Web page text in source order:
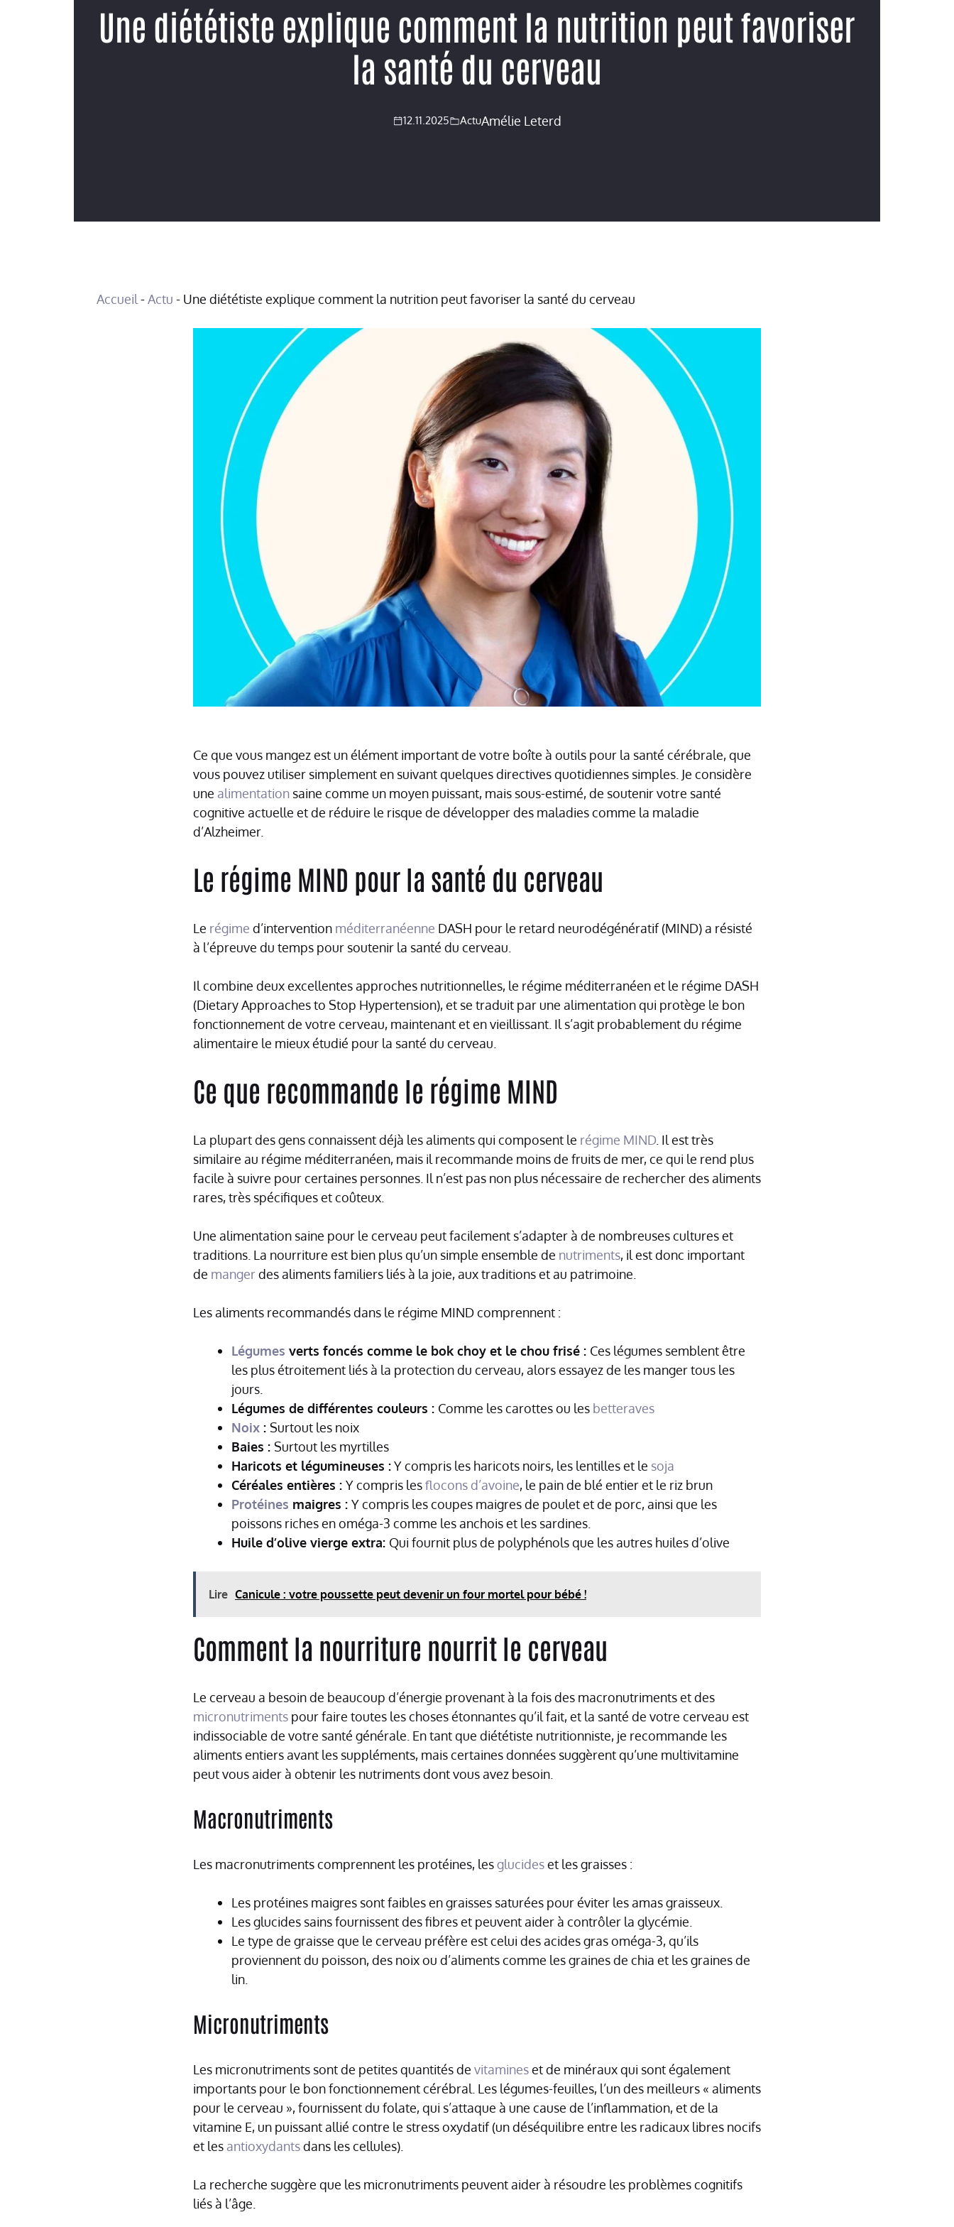
Une diététiste explique comment la nutrition peut favoriser
la santé du cerveau
12.11.2025 ActuAmélie Leterd
Accueil -Actu - Une diététiste explique comment la nutrition peut favoriser la santé du cerveau
Ce que vous mangez est un élément important de votre boîte à outils pour la santé cérébrale, que
vous pouvez utiliser simplement en suivant quelques directives quotidiennes simples. Je considère
une alimentation saine comme un moyen puissant, mais sous-estimé, de soutenir votre santé
cognitive actuelle et de réduire le risque de développer des maladies comme la maladie
d’Alzheimer.
Le régime MIND pour la santé du cerveau
Le régime d’intervention méditerranéenne DASH pour le retard neurodégénératif (MIND) a résisté
à l’épreuve du temps pour soutenir la santé du cerveau.
Il combine deux excellentes approches nutritionnelles, le régime méditerranéen et le régime DASH
(Dietary Approaches to Stop Hypertension), et se traduit par une alimentation qui protège le bon
fonctionnement de votre cerveau, maintenant et en vieillissant. Il s’agit probablement du régime
alimentaire le mieux étudié pour la santé du cerveau.
Ce que recommande le régime MIND
La plupart des gens connaissent déjà les aliments qui composent le régime MIND. Il est très
similaire au régime méditerranéen, mais il recommande moins de fruits de mer, ce qui le rend plus
facile à suivre pour certaines personnes. Il n’est pas non plus nécessaire de rechercher des aliments
rares, très spécifiques et coûteux.
Une alimentation saine pour le cerveau peut facilement s’adapter à de nombreuses cultures et
traditions. La nourriture est bien plus qu’un simple ensemble de nutriments, il est donc important
de mangerdes aliments familiers liés à la joie, aux traditions et au patrimoine.
Les aliments recommandés dans le régime MIND comprennent :
Légumes verts foncés comme le bok choy et le chou frisé : Ces légumes semblent être
les plus étroitement liés à la protection du cerveau, alors essayez de les manger tous les
jours.
Légumes de différentes couleurs : Comme les carottes ou les betteraves
Noix : Surtout les noix
Baies : Surtout les myrtilles
Haricots et légumineuses :Y compris les haricots noirs, les lentilles et le soja
Céréales entières : Y compris lesflocons d’avoine, le pain de blé entier et le riz brun
Protéines maigres : Y compris les coupes maigres de poulet et de porc, ainsi que les
poissons riches en oméga-3 comme les anchois et les sardines.
Huile d’olive vierge extra: Qui fournit plus de polyphénols que les autres huiles d’olive
Lire Canicule : votre poussette peut devenir un four mortel pour bébé !
Comment la nourriture nourrit le cerveau
Le cerveau a besoin de beaucoup d’énergie provenant à la fois des macronutriments et des
micronutriments pour faire toutes les choses étonnantes qu’il fait, et la santé de votre cerveau est
indissociable de votre santé générale. En tant que diététiste nutritionniste, je recommande les
aliments entiers avant les suppléments, mais certaines données suggèrent qu’une multivitamine
peut vous aider à obtenir les nutriments dont vous avez besoin.
Macronutriments
Les macronutriments comprennent les protéines, lesglucideset les graisses :
Les protéines maigres sont faibles en graisses saturées pour éviter les amas graisseux.
Les glucides sains fournissent des fibres et peuvent aider à contrôler la glycémie.
Le type de graisse que le cerveau préfère est celui des acides gras oméga-3, qu’ils
proviennent du poisson, des noix ou d’aliments comme les graines de chia et les graines de
lin.
Micronutriments
Les micronutriments sont de petites quantités de vitamineset de minéraux qui sont également
importants pour le bon fonctionnement cérébral. Les légumes-feuilles, l’un des meilleurs « aliments
pour le cerveau », fournissent du folate, qui s’attaque à une cause de l’inflammation, et de la
vitamine E, un puissant allié contre le stress oxydatif (un déséquilibre entre les radicaux libres nocifs
et les antioxydantsdans les cellules).
La recherche suggère que les micronutriments peuvent aider à résoudre les problèmes cognitifs
liés à l’âge.